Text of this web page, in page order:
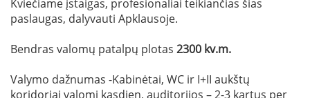
Kviečiame įstaigas, profesionaliai teikiančias šias
paslaugas, dalyvauti Apklausoje.
Bendras valomų patalpų plotas 2300 kv.m.
Valymo dažnumas -Kabinėtai, WC ir I+II aukštų
koridoriai valomi kasdien, auditorijos – 2-3 kartus per